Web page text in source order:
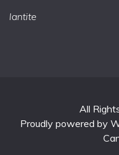
lantite
All
Proudly powered by